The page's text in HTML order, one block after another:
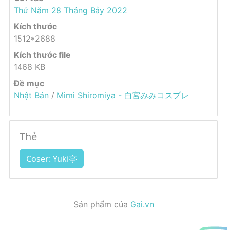
Thứ Năm 28 Tháng Bảy 2022
Kích thước
1512*2688
Kích thước file
1468 KB
Đề mục
Nhật Bản / Mimi Shiromiya - 白宮みみコスプレ
Thẻ
Coser: Yuki亭
Sản phẩm của Gai.vn